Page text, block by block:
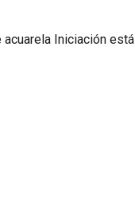
acuarela Iniciación está